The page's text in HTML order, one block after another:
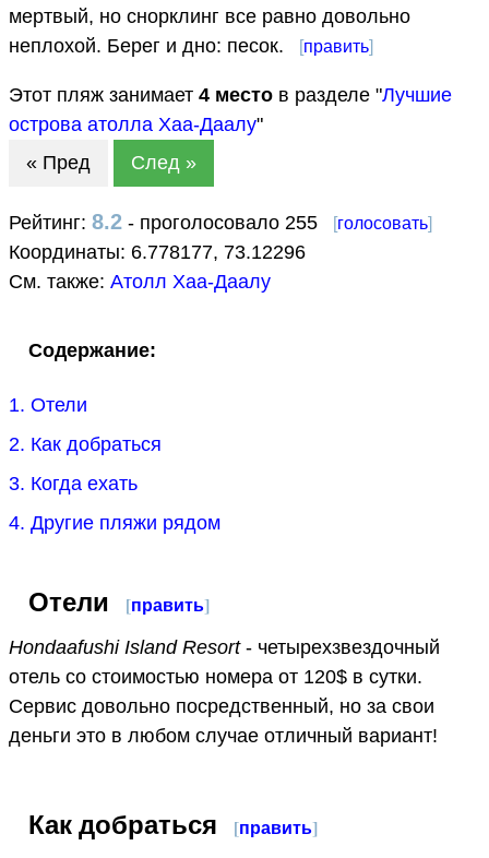
мертвый, но снорклинг все равно довольно
неплохой. Берег и дно: песок.
[править]
Этот пляж занимает 4 место в разделе "Лучшие
острова атолла Хаа-Даалу"
« Пред
След »
Рейтинг: 8.2 - проголосовало 255 [голосовать]
Координаты: 6.778177, 73.12296
См. также: Атолл Хаа-Даалу
Содержание:
1. Отели
2. Как добраться
3. Когда ехать
4. Другие пляжи рядом
Отели [править]
Hondaafushi Island Resort- четырехзвездочный
отель со стоимостью номера от 120$ в сутки.
Сервис довольно посредственный, но за свои
деньги это в любом случае отличный вариант!
Как добраться [править]